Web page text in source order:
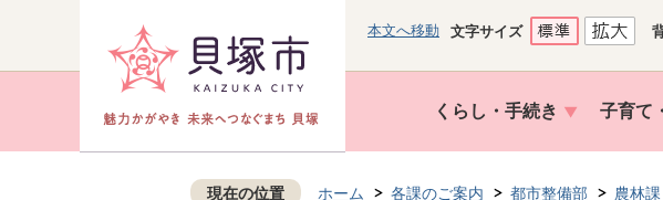
本文へ移動 文字サイズ
くらし・手続き 子育て
現在の位置 ホーム 各課のご案内 都市整備部 農林課